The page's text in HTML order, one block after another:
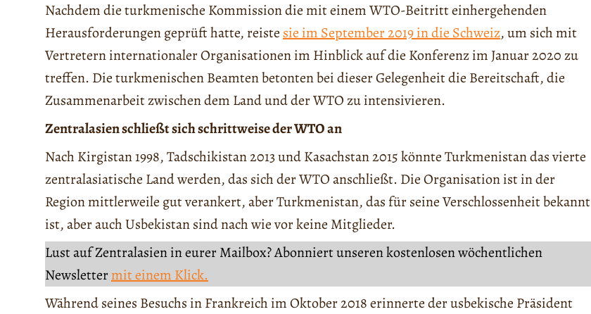
Nachdem die turkmenische Kommission die mit einem WTO-Beitritt einhergehenden
Herausforderungen geprüft hatte, reistesie im September 2019 in die Schweiz, um sich mit
Vertretern internationaler Organisationen im Hinblick auf die Konferenz im Januar 2020 zu
treffen. Die turkmenischen Beamten betonten bei dieser Gelegenheit die Bereitschaft, die
Zusammenarbeit zwischen dem Land und der WTO zu intensivieren.
Zentralasien schließt sich schrittweise der WTO an
Nach Kirgistan 1998, Tadschikistan 2013 und Kasachstan 2015 könnte Turkmenistan das vierte
zentralasiatische Land werden, das sich der WTO anschließt. Die Organisation ist in der
Region mittlerweile gut verankert, aber Turkmenistan, das für seine Verschlossenheit bekannt
ist, aber auch Usbekistan sind nach wie vor keine Mitglieder.
Lust auf Zentralasien in eurer Mailbox? Abonniert unseren kostenlosen wöchentlichen
Newslettermit einem Klick.
Während seines Besuchs in Frankreich im Oktober 2018 erinnerte der usbekische Präsident